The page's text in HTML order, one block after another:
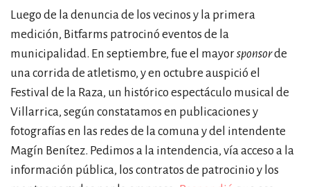
Luego de la denuncia de los vecinos y la primera
medición, Bitfarms patrocinó eventos de la
municipalidad. En septiembre, fue el mayorsponsorde
una corrida de atletismo, y en octubre auspició el
Festival de la Raza, un histórico espectáculo musical de
Villarrica, según constatamos en publicaciones y
fotografías en las redes de la comuna y del intendente
Magín Benítez. Pedimos a la intendencia, vía acceso a la
información pública, los contratos de patrocinio y los